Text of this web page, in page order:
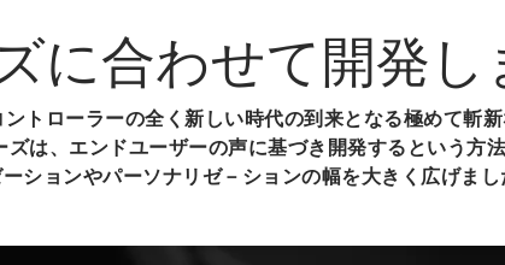
に合わせて開発し
トローラーの全く新しい時代の到来となる極めて斬
は、エンドユーザーの声に基づき開発するという方
ションやパーソナリゼ－ションの幅を大きく広げま